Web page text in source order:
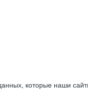
которые наши